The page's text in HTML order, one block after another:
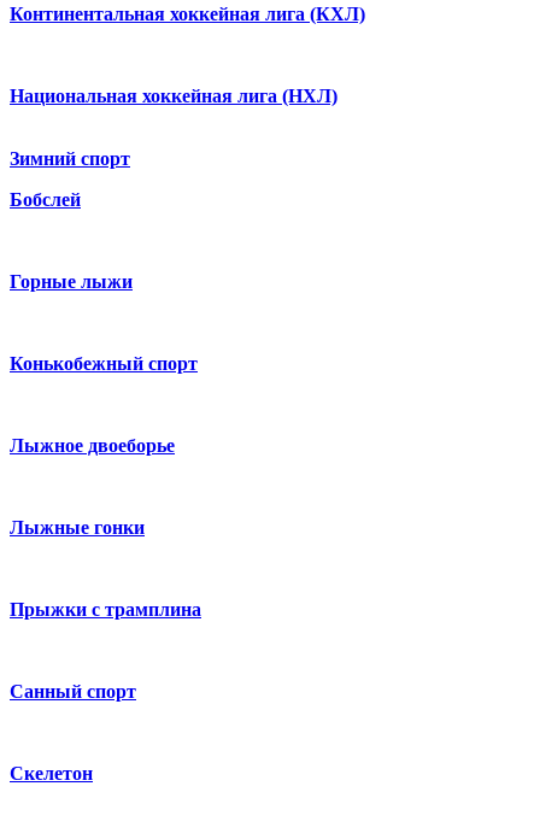
Континентальная хоккейная лига (КХЛ)
Национальная хоккейная лига (НХЛ)
Зимний спорт
Бобслей
Горные лыжи
Конькобежный спорт
Лыжное двоеборье
Лыжные гонки
Прыжки с трамплина
Санный спорт
Скелетон